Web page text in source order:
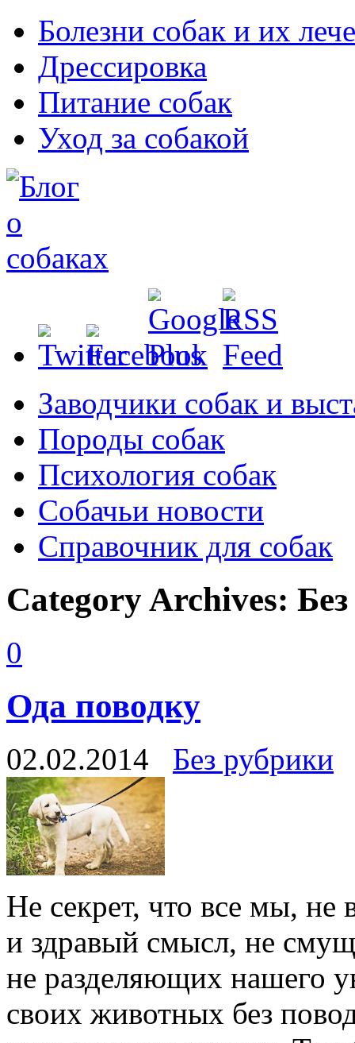
Болезни собак и их
Дрессировка
Питание собак
Уход за собакой
Заводчики собак и
Породы собак
Психология собак
Собачьи новости
Справочник для собак
Category Archives:
0
Ода поводку
02.02.2014 Без рубрики
Не секрет, что все мы, не
и здравый смысл, не
не разделяющих нашего
своих животных без